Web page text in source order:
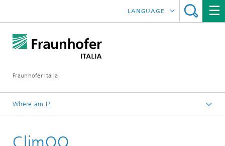
Fraunhofer Italia
LANGUAGE
Where am I?
Ricerca
ClimOO